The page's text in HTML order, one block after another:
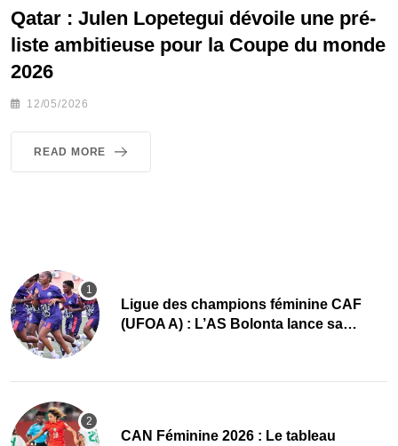
Qatar : Julen Lopetegui dévoile une pré-
liste ambitieuse pour la Coupe du monde
2026
12/05/2026
READ MORE
Ligue des champions féminine CAF
(UFOA A) : L’AS Bolonta lance sa
CAN Féminine 2026 : Le tableau